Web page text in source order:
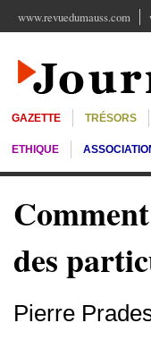
www.revuedumauss.com
GAZETTE TRÉSORS
ETHIQUE
des
Pierre